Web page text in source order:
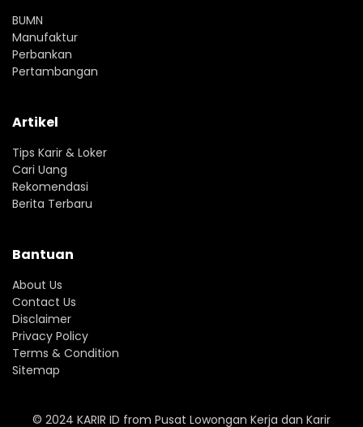
BUMN
Manufaktur
Perbankan
Pertambangan
Artikel
Tips Karir & Loker
Cari Uang
Rekomendasi
Berita Terbaru
Bantuan
About Us
Contact Us
Disclaimer
Privacy Policy
Terms & Condition
Sitemap
© 2024 KARIR ID from Pusat Lowongan Kerja dan Karir